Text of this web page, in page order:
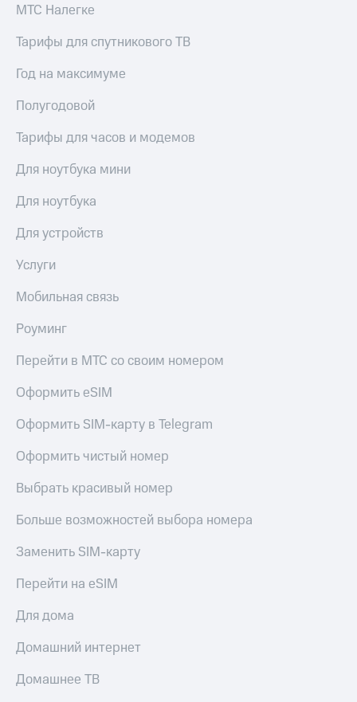
МТС Налегке
Тарифы для спутникового ТВ
Год на максимуме
Полугодовой
Тарифы для часов и модемов
Для ноутбука мини
Для ноутбука
Для устройств
Услуги
Мобильная связь
Роуминг
Перейти в МТС со своим номером
Оформить eSIM
Оформить SIM-карту в Telegram
Оформить чистый номер
Выбрать красивый номер
Больше возможностей выбора номера
Заменить SIM-карту
Перейти на eSIM
Для дома
Домашний интернет
Домашнее ТВ